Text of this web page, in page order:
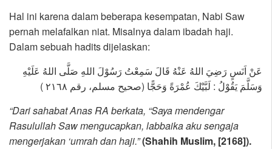
Hal ini karena dalam beberapa kesempatan, Nabi Saw
pernah melafalkan niat. Misalnya dalam ibadah haji.
Dalam sebuah hadits dijelaskan:
عَنْ اَنَسٍ رَضِيَ اللهُ عَنْهُ قَالَ سَمِعْتُ رَسُوْلَ اللهِ صَلَّى اللهُ عَلَيْهِ
وَسَلَّمَ يَقُوْلُ : لَبَّيْكَ عُمْرَةً وَحَجًّا (صحيح مسلم، رقم ٢١٦٨ )
“Dari sahabat Anas RA berkata, “Saya mendengar
Rasulullah Saw mengucapkan, labbaika aku sengaja
mengerjakan ‘umrah dan haji.”(Shahih Muslim, [2168]).